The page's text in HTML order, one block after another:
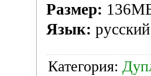
Размер:
Язык: русский
Категория: